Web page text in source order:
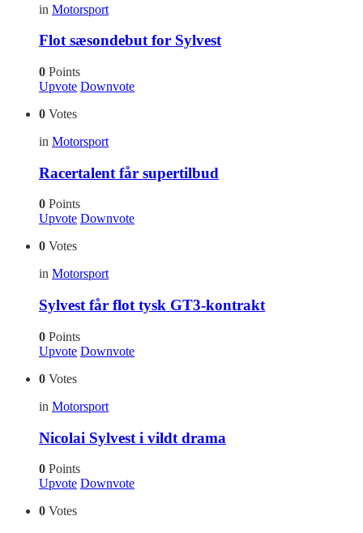
in Motorsport
Flot sæsondebut for Sylvest
0 Points
Upvote Downvote
0 Votes
in Motorsport
Racertalent får supertilbud
0 Points
Upvote Downvote
0 Votes
in Motorsport
Sylvest får flot tysk GT3-kontrakt
0 Points
Upvote Downvote
0 Votes
in Motorsport
Nicolai Sylvest i vildt drama
0 Points
Upvote Downvote
0 Votes